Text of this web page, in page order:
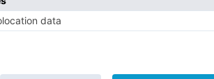
de viviendas y al material
realizar una visita preventiva